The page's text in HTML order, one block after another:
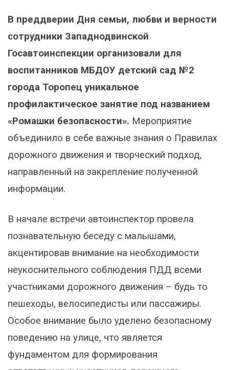
В преддверии Дня семьи, любви и верности
сотрудники Западнодвинской
Госавтоинспекции организовали для
воспитанников МБДОУ детский сад №2
города Торопец уникальное
профилактическое занятие под названием
«Ромашки безопасности». Мероприятие
объединило в себе важные знания о Правилах
дорожного движения и творческий подход,
направленный на закрепление полученной
информации.
В начале встречи автоинспектор провела
познавательную беседу с малышами,
акцентировав внимание на необходимости
неукоснительного соблюдения ПДД всеми
участниками дорожного движения – будь то
пешеходы, велосипедисты или пассажиры.
Особое внимание было уделено безопасному
поведению на улице, что является
фундаментом для формирования